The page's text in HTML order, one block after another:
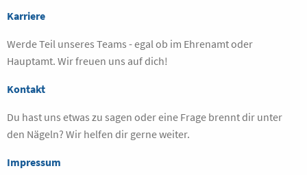
Karriere
Werde Teil unseres Teams - egal ob im Ehrenamt oder
Hauptamt. Wir freuen uns auf dich!
Kontakt
Du hast uns etwas zu sagen oder eine Frage brennt dir unter
den Nägeln? Wir helfen dir gerne weiter.
Impressum